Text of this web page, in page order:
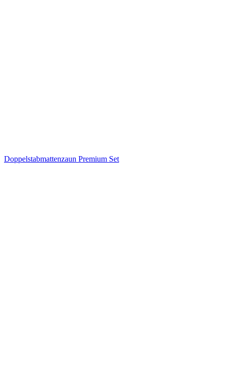
Doppelstabmattenzaun Premium Set